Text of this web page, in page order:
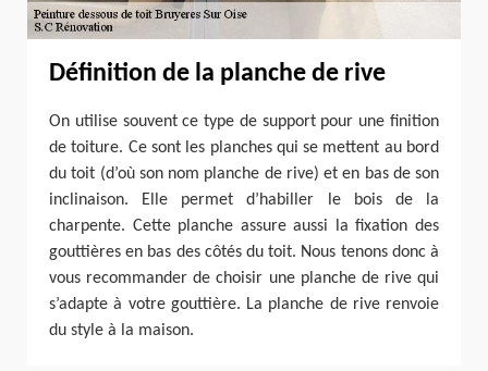
Définition de la planche de rive
On utilise souvent ce type de support pour une finition
de toiture. Ce sont les planches qui se mettent au bord
du toit (d’où son nom planche de rive) et en bas de son
inclinaison. Elle permet d’habiller le bois de la
charpente. Cette planche assure aussi la fixation des
gouttières en bas des côtés du toit. Nous tenons donc à
vous recommander de choisir une planche de rive qui
s’adapte à votre gouttière. La planche de rive renvoie
du style à la maison.